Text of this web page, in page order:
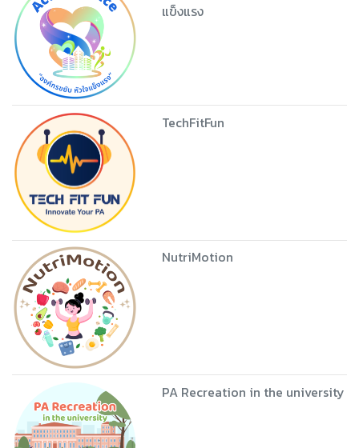
แข็งแรง
TechFitFun
NutriMotion
PA Recreation in the university